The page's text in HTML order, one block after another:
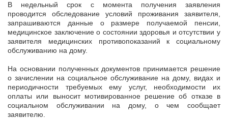
В недельный срок с момента получения заявления
проводится обследование условий проживания заявителя,
запрашиваются данные о размере получаемой пенсии,
медицинское заключение о состоянии здоровья и отсутствии у
заявителя медицинских противопоказаний к социальному
обслуживанию на дому.
На основании полученных документов принимается решение
о зачислении на социальное обслуживание на дому, видах и
периодичности требуемых ему услуг, необходимости их
оплаты или выносит мотивированное решение об отказе в
социальном обслуживании на дому, о чем сообщает
заявителю.